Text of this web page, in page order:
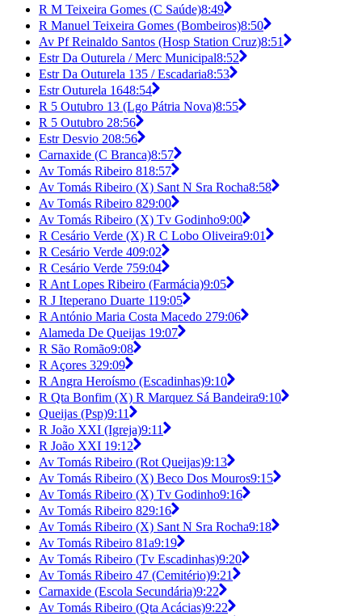
R M Teixeira Gomes (C Saúde)8:49
R Manuel Teixeira Gomes (Bombeiros)8:50
Av Pf Reinaldo Santos (Hosp Station Cruz)8:51
Estr Da Outurela / Merc Municipal8:52
Estr Da Outurela 135 / Escadaria8:53
Estr Outurela 1648:54
R 5 Outubro 13 (Lgo Pátria Nova)8:55
R 5 Outubro 28:56
Estr Desvio 208:56
Carnaxide (C Branca)8:57
Av Tomás Ribeiro 818:57
Av Tomás Ribeiro (X) Sant N Sra Rocha8:58
Av Tomás Ribeiro 829:00
Av Tomás Ribeiro (X) Tv Godinho9:00
R Cesário Verde (X) R C Lobo Oliveira9:01
R Cesário Verde 409:02
R Cesário Verde 759:04
R Ant Lopes Ribeiro (Farmácia)9:05
R J Iteperano Duarte 119:05
R António Maria Costa Macedo 279:06
Alameda De Queijas 19:07
R São Romão9:08
R Açores 329:09
R Angra Heroísmo (Escadinhas)9:10
R Qta Bonfim (X) R Marquez Sá Bandeira9:10
Queijas (Psp)9:11
R João XXI (Igreja)9:11
R João XXI 19:12
Av Tomás Ribeiro (Rot Queijas)9:13
Av Tomás Ribeiro (X) Beco Dos Mouros9:15
Av Tomás Ribeiro (X) Tv Godinho9:16
Av Tomás Ribeiro 829:16
Av Tomás Ribeiro (X) Sant N Sra Rocha9:18
Av Tomás Ribeiro 81a9:19
Av Tomás Ribeiro (Tv Escadinhas)9:20
Av Tomás Ribeiro 47 (Cemitério)9:21
Carnaxide (Escola Secundária)9:22
Av Tomás Ribeiro (Qta Acácias)9:22